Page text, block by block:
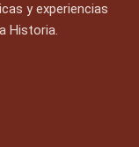
y experiencias
Historia.